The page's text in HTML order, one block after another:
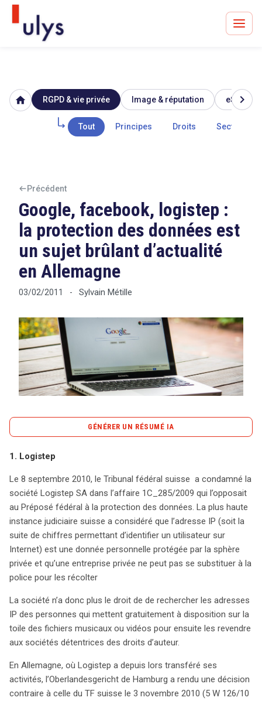
Avocats à Paris & Bruxelles
Leader en droit de l'innovation depuis 30 ans
Tout sur le RGPD
Rechercher
CONTACT
home RGPD & vie privée Image & réputation eSanté
Tout Principes Droits Secteur
chevron_right
Précédent
Google, facebook, logistep :
la protection des données est
un sujet brûlant d’actualité
en Allemagne
03/02/2011 - Sylvain Métille
GÉNÉRER UN RÉSUMÉ IA
au cœur de plusieurs décisions judiciaires récentes en
Europe, illustrées par l’affaire Logistep en Suisse. Le
Tribunal fédéral a statué en septembre 2010 que
l’adresse IP est une donnée personnelle protégée,
interdisant à Logistep de collecter ces informations
sans autorisation. Cette décision contraste avec celle de
l’Oberlandesgericht de Hambourg, qui a permis à
Logistep de continuer ses activités, estimant qu’il est
difficile de lier une adresse IP à un individu sans
informations supplémentaires. Dans le même temps,
Facebook a dû réviser ses pratiques suite aux
préoccupations de l’autorité de protection des données
utilisateurs dont les adresses électroniques sont
importées sans consentement préalable, garantissant
ainsi une meilleure transparence. Google, de son côté,
1. Logistep
Le 8 septembre 2010, le Tribunal fédéral suisse a condamné la
société Logistep SA dans l’affaire 1C_285/2009 qui l’opposait
au Préposé fédéral à la protection des données. La plus haute
instance judiciaire suisse a considéré que l’adresse IP (soit la
suite de chiffres permettant d’identifier un utilisateur sur
Internet) est une donnée personnelle protégée par la sphère
privée et qu’une entreprise privée ne peut pas se substituer à la
police pour les récolter
La société n’a donc plus le droit de de rechercher les adresses
IP des personnes qui mettent gratuitement à disposition sur la
toile des fichiers musicaux ou vidéos pour ensuite les revendre
aux sociétés détentrices des droits d’auteur.
En Allemagne, où Logistep a depuis lors transféré ses
activités, l’Oberlandesgericht de Hamburg a rendu une décision
contraire à celle du TF suisse le 3 novembre 2010 (5 W 126/10